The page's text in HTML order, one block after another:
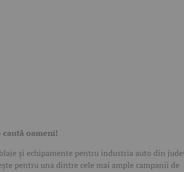
caută oameni!
și echipamente pentru industria auto din
pentru una dintre cele mai ample campanii de